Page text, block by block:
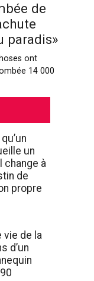
de
paradis»
ont
14 000
un
change à
de
propre
vie de la
d’un